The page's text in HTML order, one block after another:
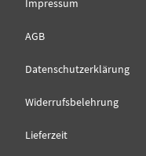
Impressum
AGB
Datenschutzerklärung
Widerrufsbelehrung
Lieferzeit